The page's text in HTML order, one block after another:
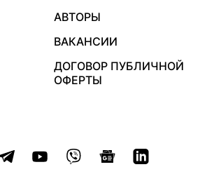
АВТОРЫ
ВАКАНСИИ
ДОГОВОР ПУБЛИЧНОЙ
ОФЕРТЫ